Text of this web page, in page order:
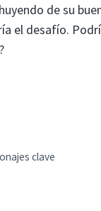
de su
el desafío.
clave